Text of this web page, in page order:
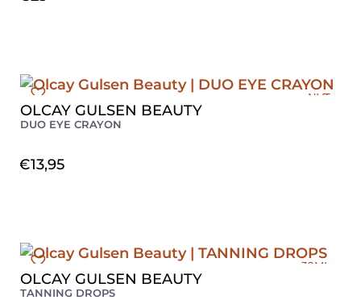
OLCAY GULSEN BEAUTY
DUO EYE CRAYON
€13,95
NVT
OLCAY GULSEN BEAUTY
TANNING DROPS
30ML